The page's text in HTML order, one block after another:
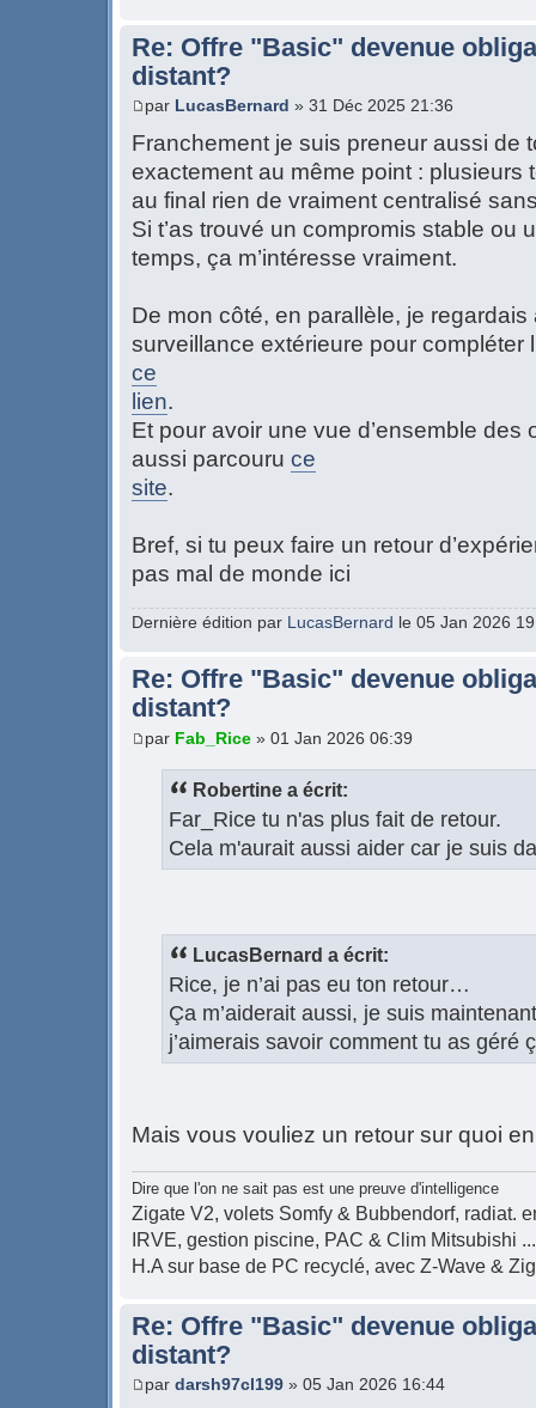
Re: Offre "Basic" devenue
distant?
par LucasBernard » 31 Déc 2025 21:36
Franchement je suis preneur aussi de
exactement au même point : plusieurs
au final rien de vraiment centralisé
Si t’as trouvé un compromis stable ou
temps, ça m’intéresse vraiment.
De mon côté, en parallèle, je
surveillance extérieure pour compléter
ce
lien.
Et pour avoir une vue d’ensemble des
aussi parcouru ce
site.
Bref, si tu peux faire un retour
pas mal de monde ici
Dernière édition par LucasBernard le 05 Jan 2026
Re: Offre "Basic" devenue
distant?
par Fab_Rice » 01 Jan 2026 06:39
Robertine a écrit:
Far_Rice tu n'as plus fait de retour.
Cela m'aurait aussi aider car je suis
LucasBernard a écrit:
Rice, je n’ai pas eu ton retour…
Ça m’aiderait aussi, je suis
j’aimerais savoir comment tu as géré
Mais vous vouliez un retour sur quoi
Dire que l'on ne sait pas est une preuve d'intelligence
Zigate V2, volets Somfy & Bubbendorf, radiat.
IRVE, gestion piscine, PAC & Clim Mitsubishi ...
H.A sur base de PC recyclé, avec Z-Wave &
Re: Offre "Basic" devenue
distant?
par darsh97cl199 » 05 Jan 2026 16:44